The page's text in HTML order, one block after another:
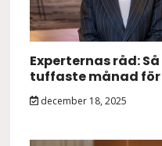
Experternas råd:
tuffaste månad för
december 18, 2025